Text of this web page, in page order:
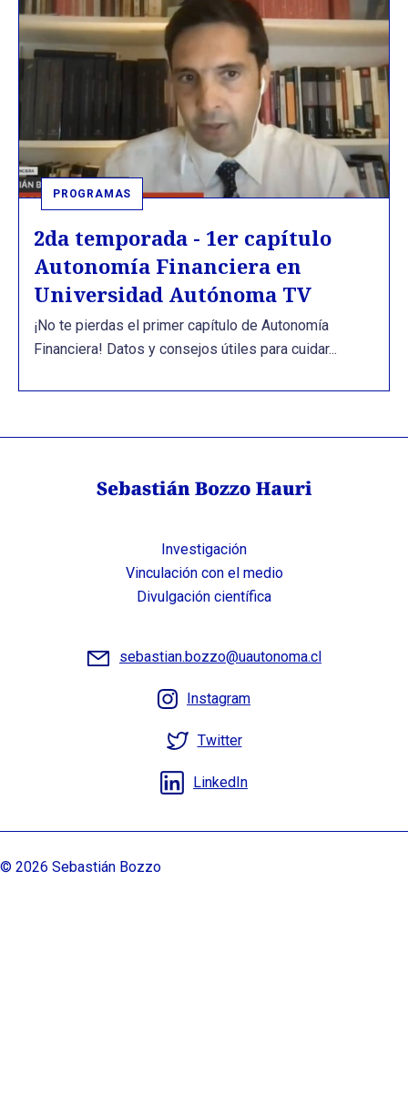
PROGRAMAS
2da temporada - 1er capítulo
Autonomía Financiera en
Universidad Autónoma TV
¡No te pierdas el primer capítulo de Autonomía
Financiera! Datos y consejos útiles para cuidar...
Investigación
Vinculación con el medio
Divulgación científica
sebastian.bozzo@uautonoma.cl
Instagram
Twitter
LinkedIn
© 2026 Sebastián Bozzo